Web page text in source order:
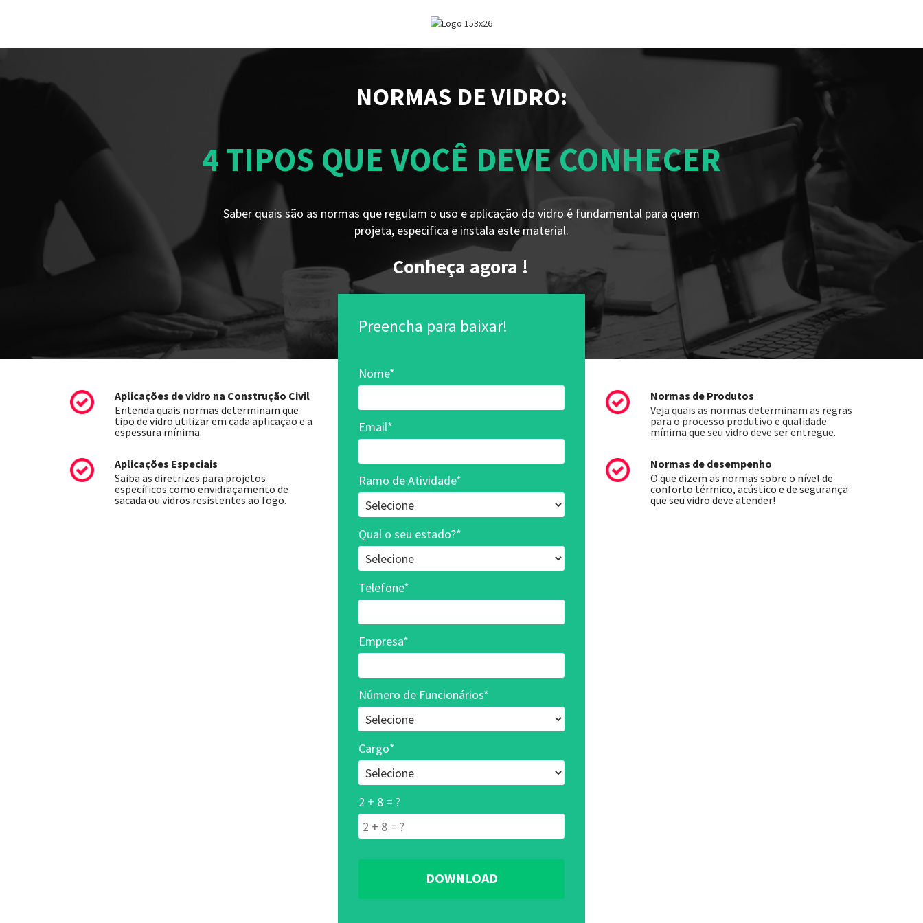
NORMAS DE VIDRO:
4 TIPOS QUE VOCÊ DEVE CONHECER
Saber quais são as normas que regulam o uso e aplicação do vidro é fundamental para quem
projeta, especifica e instala este material.
Conheça agora !
Aplicações de vidro na Construção Civil
Entenda quais normas determinam que
tipo de vidro utilizar em cada aplicação e a
espessura mínima.
Aplicações Especiais
Saiba as diretrizes para projetos
específicos como envidraçamento de
sacada ou vidros resistentes ao fogo.
Preencha para baixar!
Nome*
Email*
Ramo de Atividade*
Qual o seu estado?*
Telefone*
Empresa*
Número de Funcionários*
Cargo*
2 + 8 = ?
Normas de Produtos
Veja quais as normas determinam as regras
para o processo produtivo e qualidade
mínima que seu vidro deve ser entregue.
Normas de desempenho
O que dizem as normas sobre o nível de
conforto térmico, acústico e de segurança
que seu vidro deve atender!